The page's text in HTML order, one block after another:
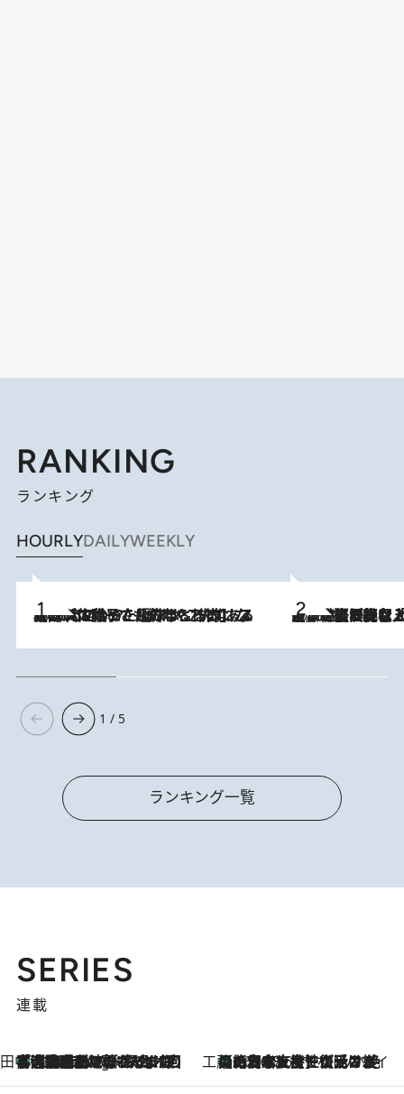
RANKING
ランキング
HOURLYDAILYWEEKLY
2026.8.5
【阿川佐和子さんの年とる力】なぜ70代で始めた趣味は“こんなに楽しい”のか？ ピアノ、俳句…スランプに陥っても続けられる“ある秘訣”とは 2026.8.5
【なぜ吉沢亮は「気配を消せる」のか？】興行収入208億の『国宝』を経て挑むミュージカル『ディア・エヴァン・ハンセン』。トップ俳優が舞台上でさらけ出した“孤独”とは
1 / 5
ランキング一覧
SERIES
連載
田中稲の勝手に再ブーム
4 Hours Ago
「湘南乃風に憧れて」観客大盛上がりの“タオル回し”に、ラッパー顔負けの高速歌唱まで…さだまさし（74）のアグレッシブすぎる現在地 工藤まやのおもてなしハワイ
2026.8.6
【ハワイ土産】ローカルの絶大な支持で復活！ 絶品の幻クッキー《元ファンの日本人女性が受け継いだ名店》